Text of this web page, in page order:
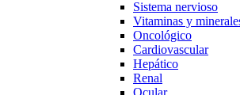
Sistema nervioso
Vitaminas y
Oncológico
Cardiovascular
Hepático
Renal